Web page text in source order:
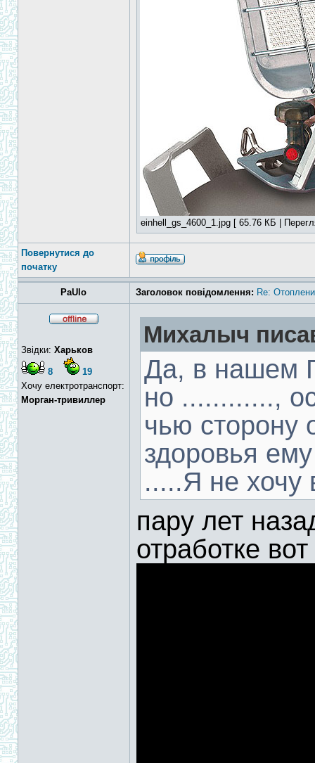
einhell_gs_4600_1.jpg [ 65.76 КБ |
Повернутися до
початку
PaUlo Заголовок повідомлення: Re:
Звідки: Харьков
8
19
Хочу електротранспорт:
Морган-тривиллер
Михалыч
Да, в нашем
но ............,
чью сторону
здоровья
.....Я не хочу
пару лет
отработке